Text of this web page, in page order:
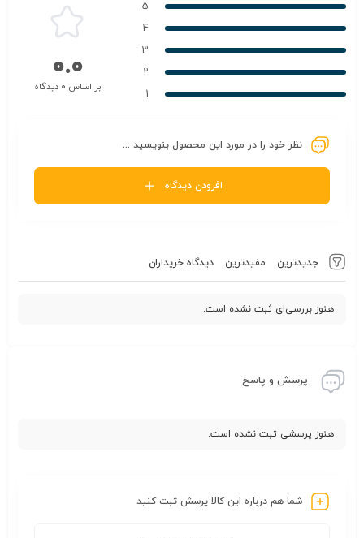
جدیدترین مفیدترین دیدگاه خریداران
هنوز بررسی‌ای ثبت نشده است.
5
4
3
2
1
0.0
بر اساس 0 دیدگاه
نظر خود را در مورد این محصول بنویسید ...
افزودن دیدگاه
پرسش و پاسخ
هنوز پرسشی ثبت نشده است.
شما هم درباره این کالا پرسش ثبت کنید